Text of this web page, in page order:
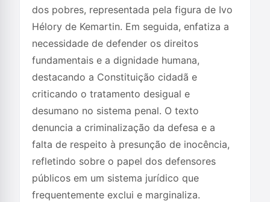
dos pobres, representada pela figura de Ivo
Hélory de Kemartin. Em seguida, enfatiza a
necessidade de defender os direitos
fundamentais e a dignidade humana,
destacando a Constituição cidadã e
criticando o tratamento desigual e
desumano no sistema penal. O texto
denuncia a criminalização da defesa e a
falta de respeito à presunção de inocência,
refletindo sobre o papel dos defensores
públicos em um sistema jurídico que
frequentemente exclui e marginaliza.